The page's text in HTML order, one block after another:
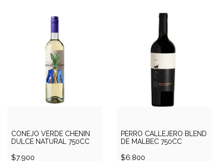
CONEJO VERDE CHENIN
DULCE NATURAL 750CC
$7.900
PERRO CALLEJERO BLEND
DE MALBEC 750CC
$6.800